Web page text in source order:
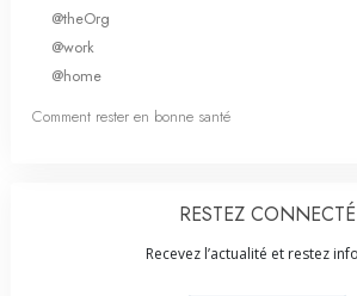
@theOrg
@work
@home
Comment rester en bonne santé
RESTEZ CONNECTÉ
Recevez l’actualité et restez